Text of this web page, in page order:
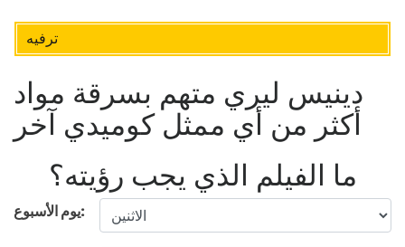
ترفيه
دينيس ليري متهم بسرقة مواد
أكثر من أي ممثل كوميدي آخر
ما الفيلم الذي يجب رؤيته؟
يوم الأسبوع: